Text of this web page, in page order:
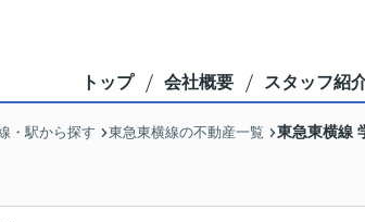
トップ 会社概要 スタッフ紹
・駅から探す 東急東横線の不動産一覧 東急東横線